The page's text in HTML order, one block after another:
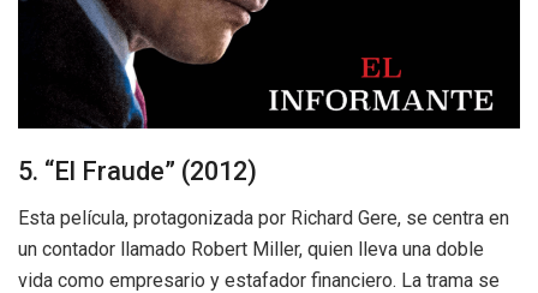
5. “El Fraude” (2012)
Esta película, protagonizada por Richard Gere, se centra en
un contador llamado Robert Miller, quien lleva una doble
vida como empresario y estafador financiero. La trama se